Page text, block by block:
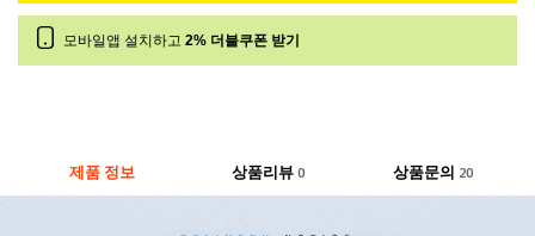
모바일앱 설치하고 2% 더블쿠폰 받기
제품 정보 상품리뷰 0 상품문의 20